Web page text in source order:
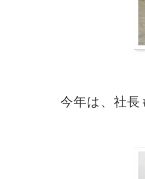
今年は、社長